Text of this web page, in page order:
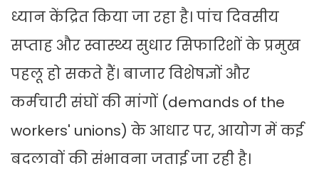
ध्यान केंद्रित किया जा रहा है। पांच दिवसीय
सप्ताह और स्वास्थ्य सुधार सिफारिशों के प्रमुख
पहलू हो सकते हैं। बाजार विशेषज्ञों और
कर्मचारी संघों की मांगों (demands of the
workers' unions) के आधार पर, आयोग में कई
बदलावों की संभावना जताई जा रही है।